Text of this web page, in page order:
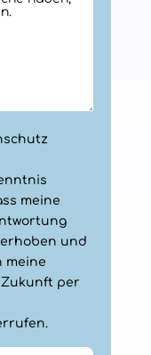
meine
und
meine
per